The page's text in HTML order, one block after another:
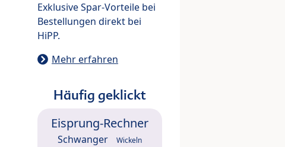
Exklusive Spar-Vorteile bei
Bestellungen direkt bei
HiPP.
Mehr erfahren
Häufig geklickt
Eisprung-Rechner
Schwanger Wickeln